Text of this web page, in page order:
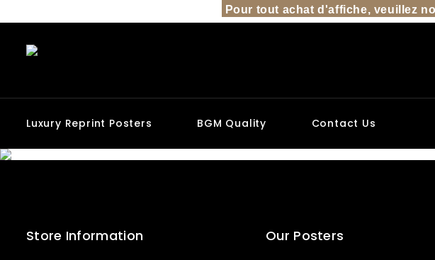
Pour tout achat d'affiche, veuillez
Luxury Reprint Posters BGM Quality Contact Us
Store Information Our Posters